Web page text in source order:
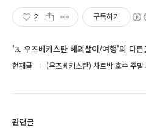
2 구독하기
'3. 우즈베키스탄 해외살이/여행'의 다른
현재글 (우즈베키스탄) 차르박 호수 주말
관련글